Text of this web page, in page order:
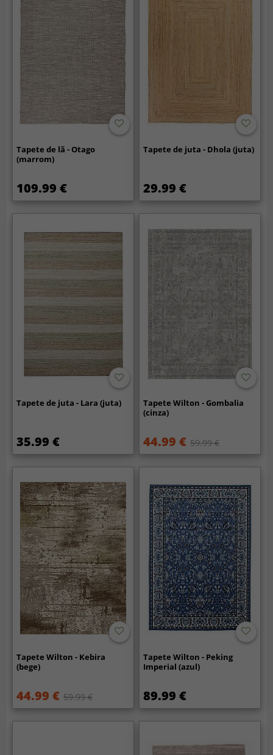
Tapete de lã - Otago
(marrom)
109.99 €
Tapete de juta - Dhola (juta)
29.99 €
Tapete de juta - Lara (juta)
35.99 €
Tapete Wilton - Gombalia
(cinza)
44.99 € 59.99 €
Tapete Wilton - Kebira
(bege)
44.99 € 59.99 €
Tapete Wilton - Peking
Imperial (azul)
89.99 €